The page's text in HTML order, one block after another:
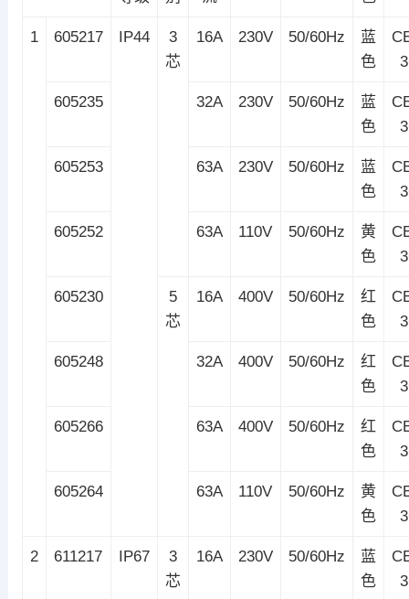
1 605217 IP44
3
芯
16A 230V 50/60Hz
蓝
色
605235 32A 230V 50/60Hz
蓝
色
605253 63A 230V 50/60Hz
蓝
色
605252 63A 110V 50/60Hz
黄
色
605230
5
芯
16A 400V 50/60Hz
红
色
605248 32A 400V 50/60Hz
红
色
605266 63A 400V 50/60Hz
红
色
605264 63A 110V 50/60Hz
黄
色
2 611217 IP67
3
芯
16A 230V 50/60Hz
蓝
色